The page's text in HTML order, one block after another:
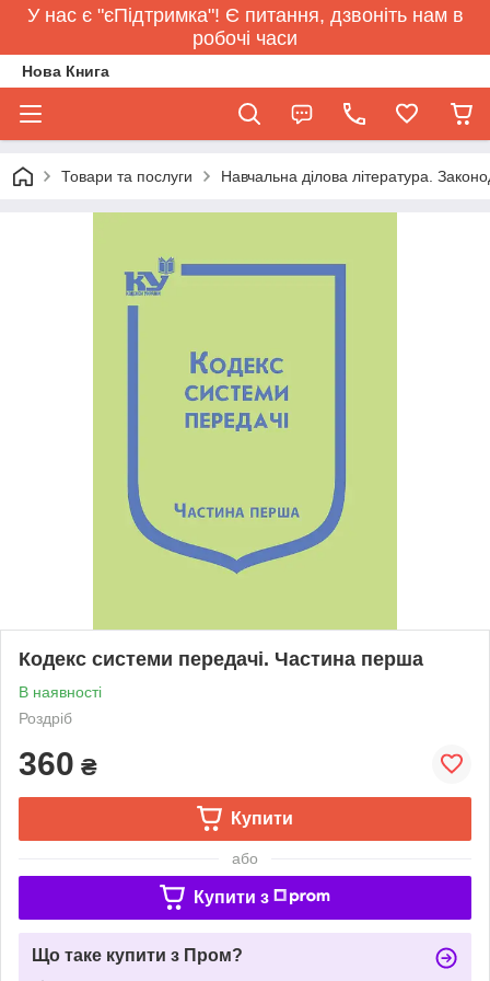
У нас є "єПідтримка"! Є питання, дзвоніть нам в
робочі часи
Нова Книга
Товари та послуги Навчальна ділова література.
Кодекс системи передачі. Частина перша
В наявності
Роздріб
360 ₴
Купити
або
Купити з
Що таке купити з Пром?